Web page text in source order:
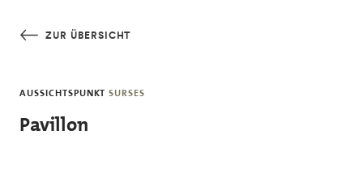
ZUR ÜBERSICHT
AUSSICHTSPUNKT SURSES
Pavillon